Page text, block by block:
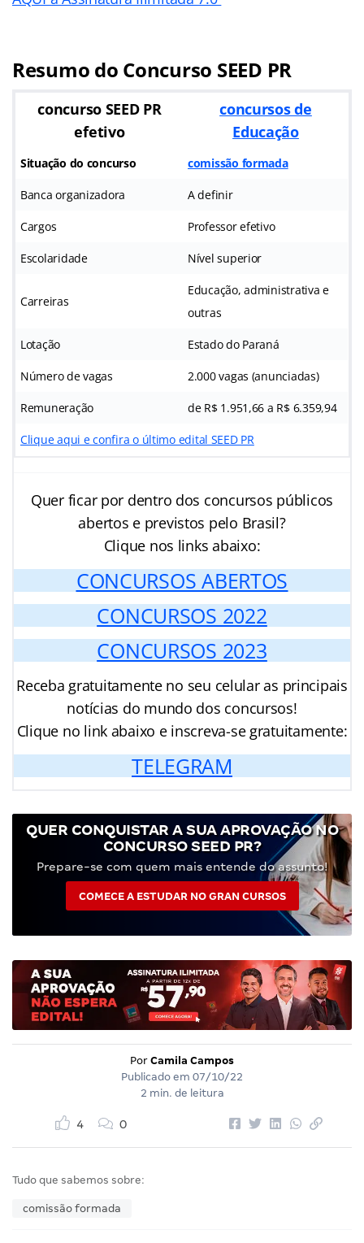
Resumo do Concurso SEED PR
concurso SEED PR
efetivo
concursos de
Educação
Situação do concurso comissão formada
Banca organizadora A definir
Cargos Professor efetivo
Escolaridade Nível superior
Carreiras
Educação, administrativa e
outras
Lotação Estado do Paraná
Número de vagas 2.000 vagas (anunciadas)
Remuneração de R$ 1.951,66 a R$ 6.359,94
Clique aqui e confira o último edital SEED PR
Quer ficar por dentro dos concursos públicos
abertos e previstos pelo Brasil?
Clique nos links abaixo:
CONCURSOS ABERTOS
CONCURSOS 2022
CONCURSOS 2023
Receba gratuitamente no seu celular as principais
notícias do mundo dos concursos!
Clique no link abaixo e inscreva-se gratuitamente:
TELEGRAM
QUER CONQUISTAR A SUA APROVAÇÃO NO
CONCURSO SEED PR?
Prepare-se com quem mais entende do assunto!
COMECE A ESTUDAR NO GRAN CURSOS
Por Camila Campos
Publicado em 07/10/22
2 min. de leitura
4 0
Tudo que sabemos sobre:
comissão formada